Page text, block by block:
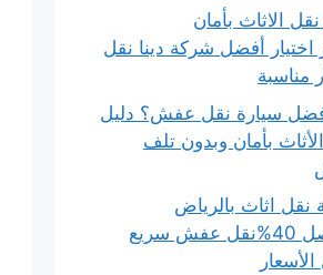
الاثاث بأمان
اختيار أفضل شركة دينا نقل
مناسبة
سيارة نقل عفش؟ دليل
بأمان وبدون تلف
اثاث بالرياض
خصومات تصل 40%نقل عفش سريع